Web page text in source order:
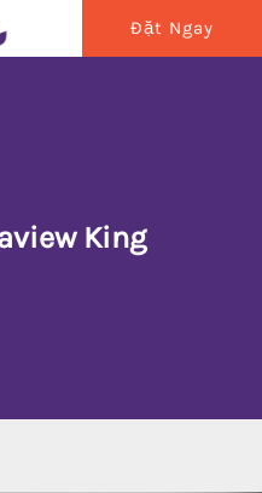
Đặt Ngay
King